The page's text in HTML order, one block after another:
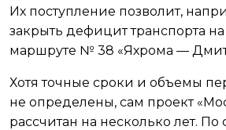
Их поступление позволит,
закрыть дефицит транспорта
маршруте № 38 «Яхрома —
Хотя точные сроки и объемы
не определены, сам проект
рассчитан на несколько лет.